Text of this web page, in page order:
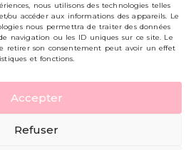
nous utilisons des technologies telles
ou accéder aux informations des appareils. Le
nous permettra de traiter des données
navigation ou les ID uniques sur ce site. Le
retirer son consentement peut avoir un effet
et fonctions.
Accepter
Refuser
- CGV